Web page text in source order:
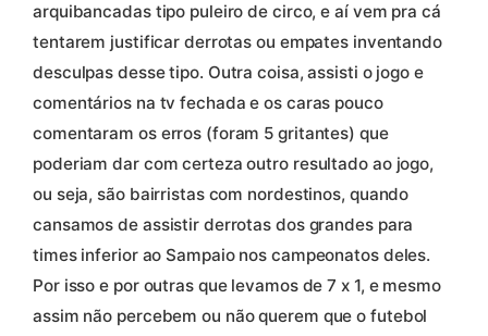
arquibancadas tipo puleiro de circo, e aí vem pra cá
tentarem justificar derrotas ou empates inventando
desculpas desse tipo. Outra coisa, assisti o jogo e
comentários na tv fechada e os caras pouco
comentaram os erros (foram 5 gritantes) que
poderiam dar com certeza outro resultado ao jogo,
ou seja, são bairristas com nordestinos, quando
cansamos de assistir derrotas dos grandes para
times inferior ao Sampaio nos campeonatos deles.
Por isso e por outras que levamos de 7 x 1, e mesmo
assim não percebem ou não querem que o futebol